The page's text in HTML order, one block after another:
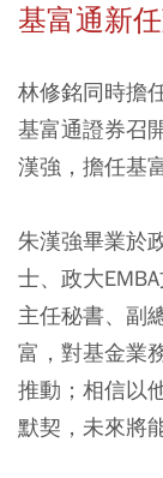
基富通新
林修銘同時擔
基富通證券召
漢強，擔任基
朱漢強畢業於
士、政大
主任秘書、副
富，對基金業
推動；相信以
默契，未來將